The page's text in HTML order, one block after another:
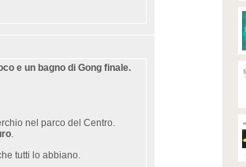
e un bagno di Gong finale.
nel parco del Centro.
.
tutti lo abbiano.